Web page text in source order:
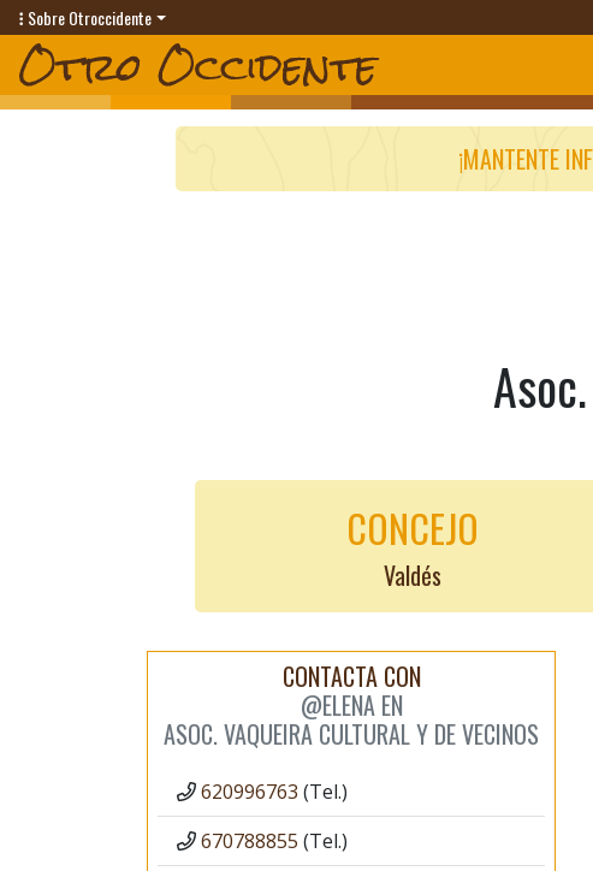
Sobre Otroccidente
¡MANTENTE
CONCEJO
Valdés
CONTACTA CON
@ELENA EN
ASOC. VAQUEIRA CULTURAL Y DE VECINOS
620996763 (Tel.)
670788855 (Tel.)